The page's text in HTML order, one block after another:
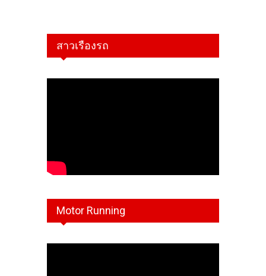
สาวเรืองรถ
Motor Running